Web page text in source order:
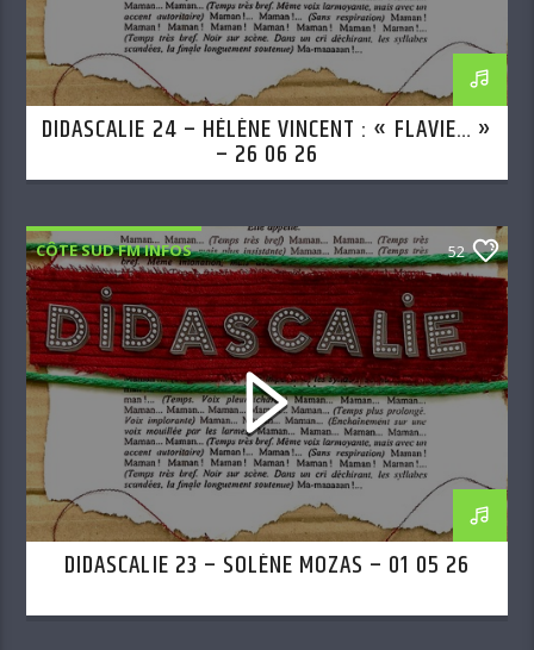
DIDASCALIE 24 – HÉLÈNE VINCENT : « FLAVIE… »
– 26 06 26
CÔTE SUD FM INFOS 52
DIDASCALIE 23 – SOLÈNE MOZAS – 01 05 26